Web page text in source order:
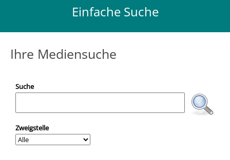
Einfache Suche
Ihre Mediensuche
Suche
Zweigstelle